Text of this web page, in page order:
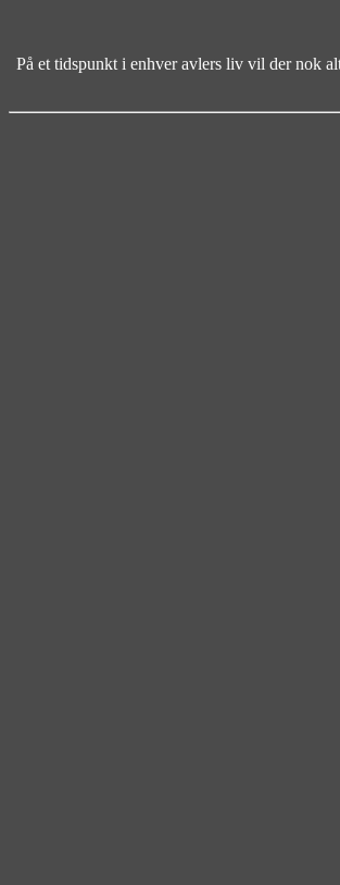
På et tidspunkt i enhver avlers liv vil der nok